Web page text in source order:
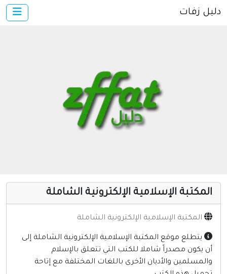
×
تسجيل
دخول
مواقع إسلامية
الأسرة والترفيه
مواقع طبيه
أخرى ومنوعه
دليل زفات
المكتبة الإسلامية الإلكترونية الشاملة
المكتبة الإسلامية الإلكترونية الشاملة
يتطلع موقع المكتبة الإسلامية الإلكترونية الشاملة إلى
أن يكون مصدراً شاملا للكتب التي تتعلق بالإسلام
والمسلمين والأديان الأخرى باللغات المختلفة مع إتاحة